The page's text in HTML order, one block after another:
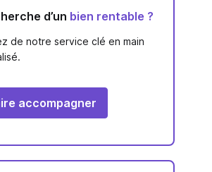
d’un bien rentable ?
de notre service clé en main
accompagner